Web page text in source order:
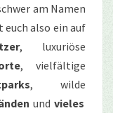
am Namen
euch also ein auf
, luxuriöse
, vielfältige
, wilde
und vieles